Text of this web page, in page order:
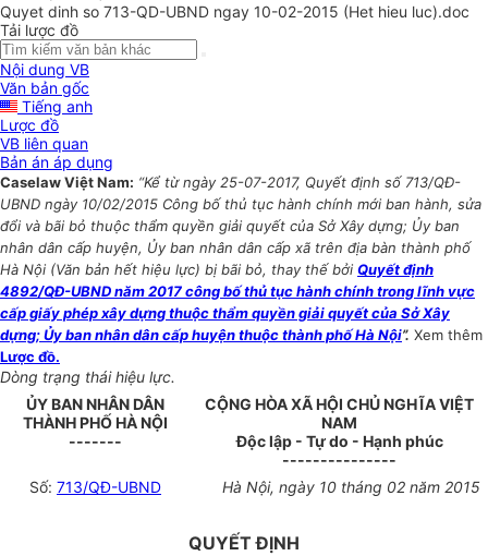
Quyet dinh so 713-QD-UBND ngay 10-02-2015 (Het hieu luc).doc
Tải lược đồ
Nội dung VB
Văn bản gốc
Tiếng anh
Lược đồ
VB liên quan
Bản án áp dụng
Caselaw Việt Nam: “Kể từ ngày 25-07-2017, Quyết định số 713/QĐ-
UBND ngày 10/02/2015 Công bố thủ tục hành chính mới ban hành, sửa
đổi và bãi bỏ thuộc thẩm quyền giải quyết của Sở Xây dựng; Ủy ban
nhân dân cấp huyện, Ủy ban nhân dân cấp xã trên địa bàn thành phố
Hà Nội (Văn bản hết hiệu lực) bị bãi bỏ, thay thế bởi Quyết định
4892/QĐ-UBND năm 2017 công bố thủ tục hành chính trong lĩnh vực
cấp giấy phép xây dựng thuộc thẩm quyền giải quyết của Sở Xây
dựng; Ủy ban nhân dân cấp huyện thuộc thành phố Hà Nội”. Xem thêm
Lược đồ.
Dòng trạng thái hiệu lực.
ỦY BAN NHÂN DÂN
THÀNH PHỐ HÀ NỘI
-------
CỘNG HÒA XÃ HỘI CHỦ NGHĨA VIỆT
NAM
Độc lập - Tự do - Hạnh phúc
---------------
Số: 713/QĐ-UBND Hà Nội, ngày 10 tháng 02năm 2015
QUYẾT ĐỊNH